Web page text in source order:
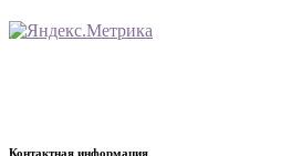
Контактная информация